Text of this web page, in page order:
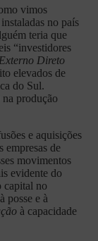
vimos
no país
teria que
“investidores
Direto
elevados de
do Sul.
produção
e aquisições
empresas de
movimentos
evidente do
capital no
posse e à
à capacidade